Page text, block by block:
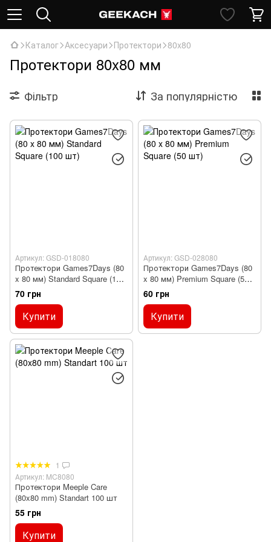
Каталог Аксесуари Протектори 80x80
Протектори 80x80 мм
Фільтр За популярністю
Артикул: GSD-018080
Протектори Games7Days (80
x 80 мм) Standard Square (100
шт)
70 грн
Купити
Артикул: GSD-028080
Протектори Games7Days (80
x 80 мм) Premium Square (50
шт)
60 грн
Купити
1
Артикул: MC8080
Протектори Meeple Care
(80x80 mm) Standart 100 шт
55 грн
Купити